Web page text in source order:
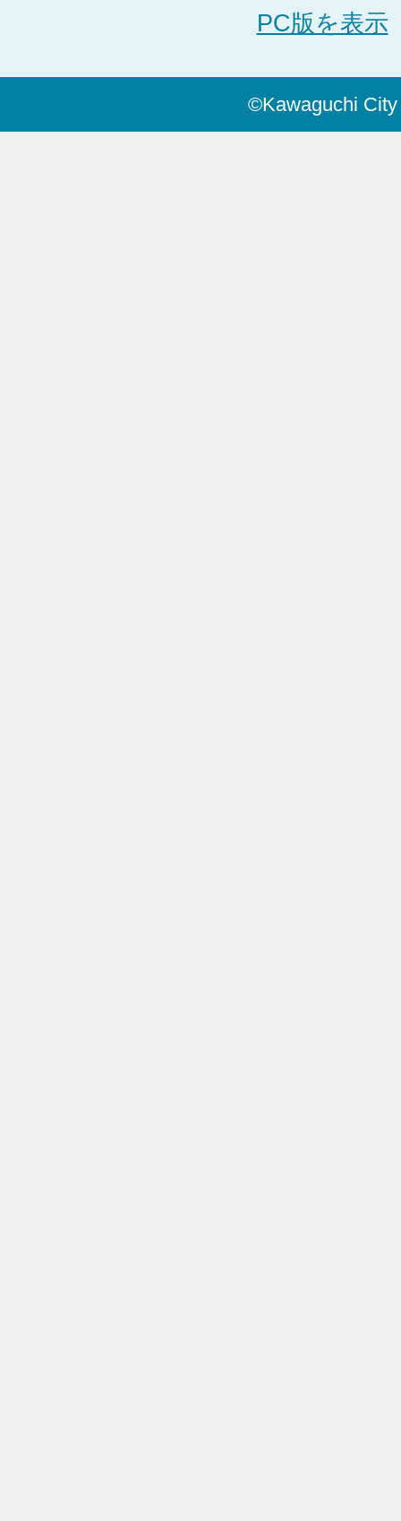
PC版を表示
©Kawaguchi City